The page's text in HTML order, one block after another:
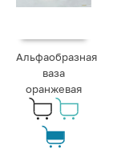
Альфаобразная
ваза
оранжевая